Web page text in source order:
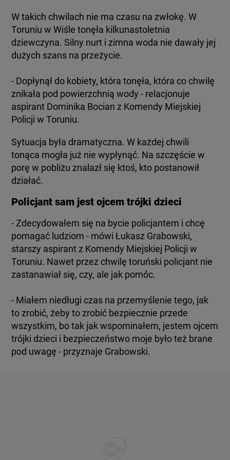
W takich chwilach nie ma czasu na zwłokę. W
Toruniu w Wiśle tonęła kilkunastoletnia
dziewczyna. Silny nurt i zimna woda nie dawały jej
dużych szans na przeżycie.
- Dopłynął do kobiety, która tonęła, która co chwilę
znikała pod powierzchnią wody - relacjonuje
aspirant Dominika Bocian z Komendy Miejskiej
Policji w Toruniu.
Sytuacja była dramatyczna. W każdej chwili
tonąca mogła już nie wypłynąć. Na szczęście w
porę w pobliżu znalazł się ktoś, kto postanowił
działać.
Policjant sam jest ojcem trójki dzieci
- Zdecydowałem się na bycie policjantem i chcę
pomagać ludziom - mówi Łukasz Grabowski,
starszy aspirant z Komendy Miejskiej Policji w
Toruniu. Nawet przez chwilę toruński policjant nie
zastanawiał się, czy, ale jak pomóc.
- Miałem niedługi czas na przemyślenie tego, jak
to zrobić, żeby to zrobić bezpiecznie przede
wszystkim, bo tak jak wspominałem, jestem ojcem
trójki dzieci i bezpieczeństwo moje było też brane
pod uwagę - przyznaje Grabowski.